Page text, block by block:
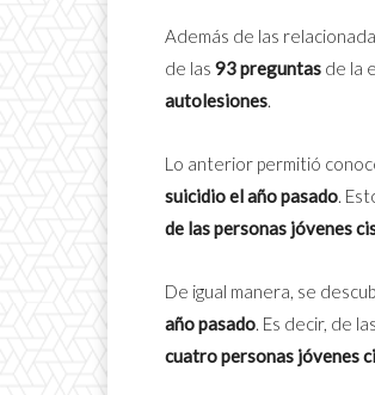
Además de las
de las 93 preguntas de la
autolesiones.
Lo anterior permitió
suicidio el año pasado.
de las personas jóvenes
De igual manera, se
año pasado. Es decir, de
cuatro personas jóvenes